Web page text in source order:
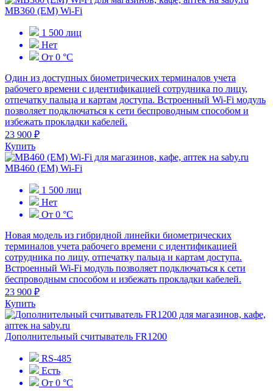
MB360 (EM) Wi-Fi
1 500 лиц
Нет
От 0 °С
Один из доступных биометрических терминалов учета
рабочего времени с идентификацией сотрудника по лицу,
отпечатку пальца и картам доступа. Встроенный Wi-Fi модуль
позволяет подключаться к сети беспроводным способом и
избежать прокладки кабелей.
23 900 ₽
Купить
MB460 (EM) Wi-Fi
1 500 лиц
Нет
От 0 °С
Новая модель из гибридной линейки биометрических
терминалов учета рабочего времени с идентификацией
сотрудника по лицу, отпечатку пальца и картам доступа.
Встроенный Wi-Fi модуль позволяет подключаться к сети
беспроводным способом и избежать прокладки кабелей.
23 900 ₽
Купить
Дополнительный считыватель FR1200
RS-485
Есть
От 0 °C